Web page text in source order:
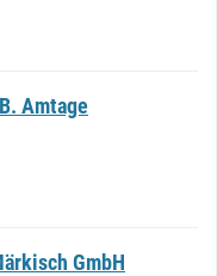
Amtage
GmbH